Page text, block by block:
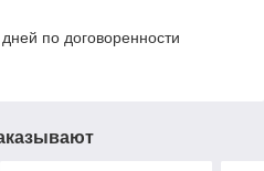
по договоренности